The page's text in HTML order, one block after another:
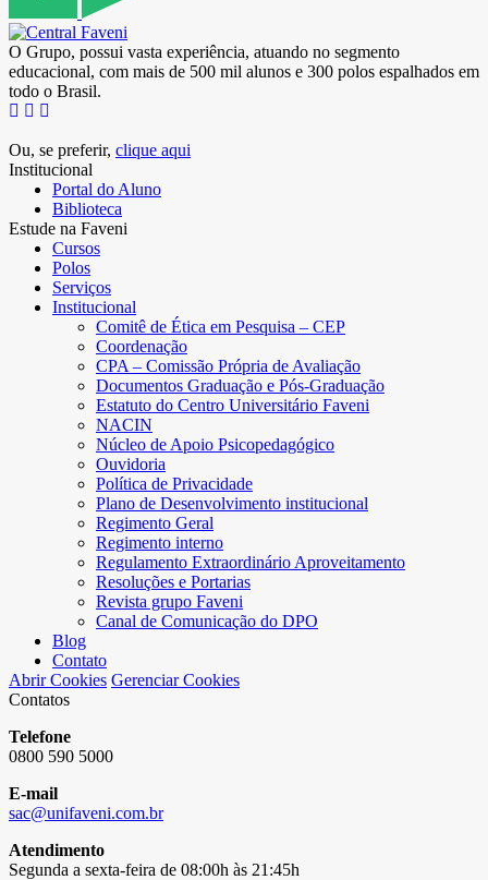
O Grupo, possui vasta experiência, atuando no segmento
educacional, com mais de 500 mil alunos e 300 polos espalhados em
todo o Brasil.
Ou, se preferir, clique aqui
Institucional
Portal do Aluno
Biblioteca
Estude na Faveni
Cursos
Polos
Serviços
Institucional
Comitê de Ética em Pesquisa – CEP
Coordenação
CPA – Comissão Própria de Avaliação
Documentos Graduação e Pós-Graduação
Estatuto do Centro Universitário Faveni
NACIN
Núcleo de Apoio Psicopedagógico
Ouvidoria
Política de Privacidade
Plano de Desenvolvimento institucional
Regimento Geral
Regimento interno
Regulamento Extraordinário Aproveitamento
Resoluções e Portarias
Revista grupo Faveni
Canal de Comunicação do DPO
Blog
Contato
Abrir Cookies Gerenciar Cookies
Contatos
Telefone
0800 590 5000
E-mail
sac@unifaveni.com.br
Atendimento
Segunda a sexta-feira de 08:00h às 21:45h